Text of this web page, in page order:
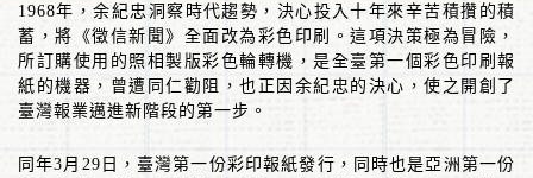
1968年，余紀忠洞察時代趨勢，決心投入十年來辛苦積攢的積
蓄，將《徵信新聞》全面改為彩色印刷。這項決策極為冒險，
所訂購使用的照相製版彩色輪轉機，是全臺第一個彩色印刷報
紙的機器，曾遭同仁勸阻，也正因余紀忠的決心，使之開創了
臺灣報業邁進新階段的第一步。
同年3 月 29 日，臺灣第一份彩印報紙發行，同時也是亞洲第一份